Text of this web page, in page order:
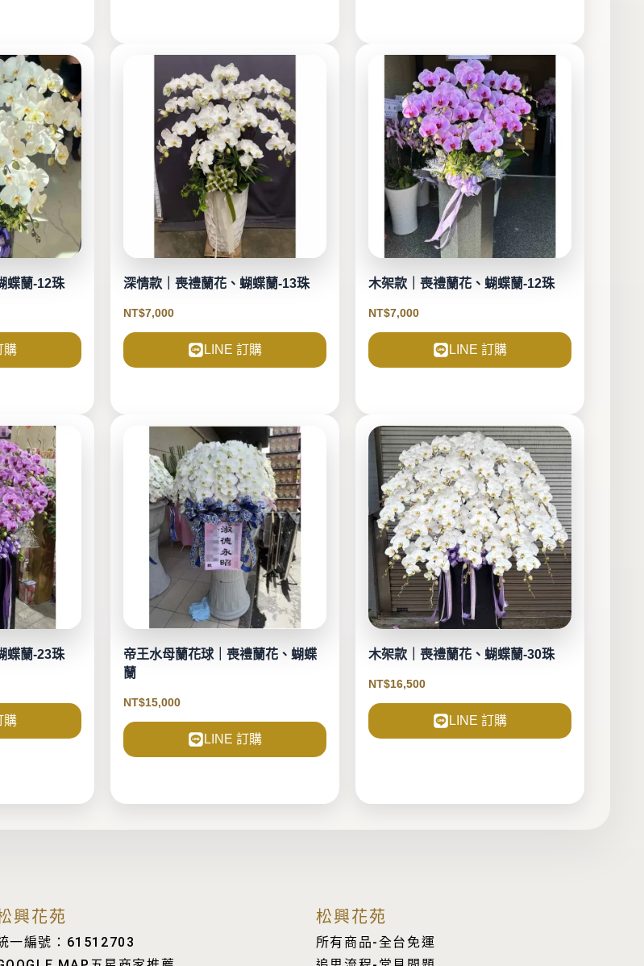
蝶蘭-12珠
購
深情款｜喪禮蘭花、蝴蝶蘭-13珠
NT$7,000
LINE 訂購
木架款｜喪禮蘭花、蝴蝶蘭-12珠
NT$7,000
LINE 訂購
蝶蘭-23珠
購
帝王水母蘭花球｜喪禮蘭花、蝴蝶
蘭
NT$15,000
LINE 訂購
木架款｜喪禮蘭花、蝴蝶蘭-30珠
NT$16,500
LINE 訂購
興花苑
一編號：61512703
松興花苑
所有商品-全台免運